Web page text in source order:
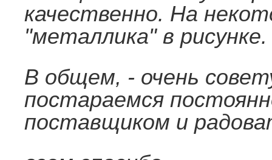
качественно. На
"металлика" в рисунке.
В общем, - очень
постараемся
поставщиком и